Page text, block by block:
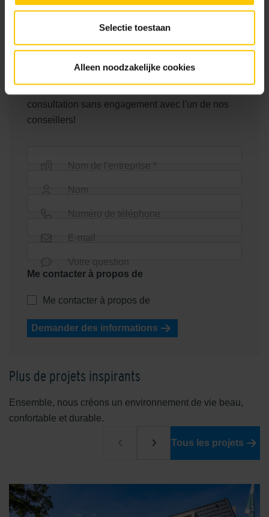
Selectie toestaan
Alleen noodzakelijke cookies
Solutions de façade de haute qualité
La phase de préparation est le moment le plus
déterminez l'atmosphère et l'apparence de votre
projet. Êtes-vous un designer? Planifiez une
consultation sans engagement avec l'un de nos
conseillers!
Nom de l'entreprise *
Nom
Numéro de téléphone
E-mail
Votre question
Me contacter à propos de
Me contacter à propos de
Demander des informations
Plus de projets inspirants
Ensemble, nous créons un environnement de vie beau,
confortable et durable.
Tous les projets